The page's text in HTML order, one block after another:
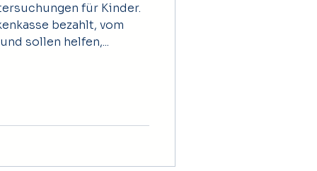
für Kinder.
bezahlt, vom
sollen helfen,...